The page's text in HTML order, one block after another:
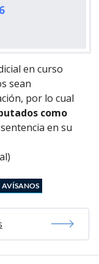
en curso
sean
por lo cual
como
en su
AVÍSANOS